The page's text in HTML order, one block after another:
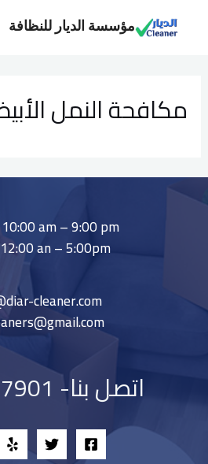
مؤسسة الديار للنظافة
مكافحة النمل
am – 9:00 pm
an – 5:00pm
cleaner.com
اتصل بنا- 0534477901